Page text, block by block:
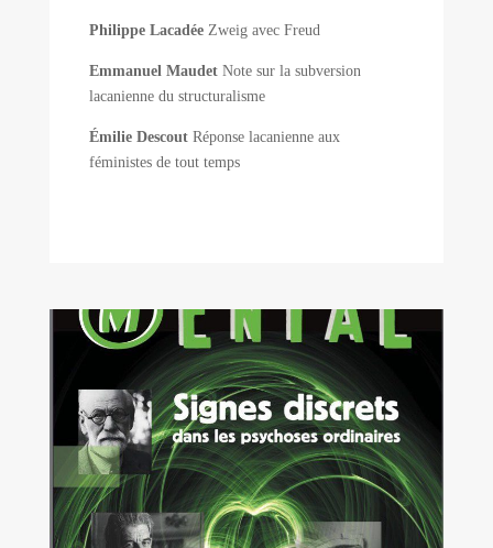
Philippe LacadéeZweig avec Freud
Emmanuel MaudetNote sur la subversion
lacanienne du structuralisme
Émilie DescoutRéponse lacanienne aux
féministes de tout temps